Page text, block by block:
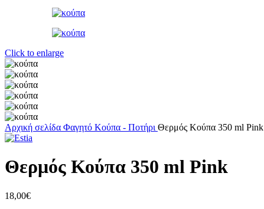
Click to enlarge
Αρχική σελίδα Φαγητό Κούπα - Ποτήρι Θερμός Κούπα 350 ml Pink
Θερμός Κούπα 350 ml Pink
18,00€